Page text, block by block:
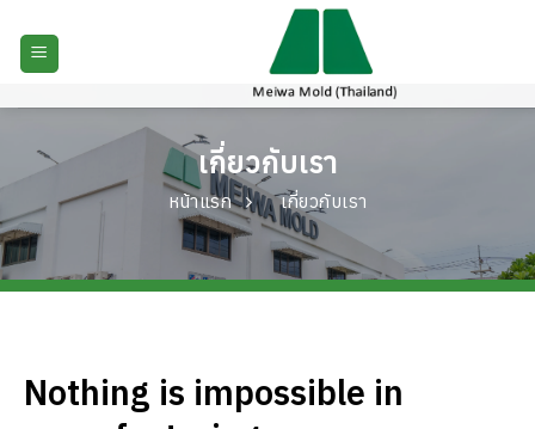
เนื้อหา
เกี่ยวกับเรา
หน้าแรก เกี่ยวกับเรา
Nothing is impossible in